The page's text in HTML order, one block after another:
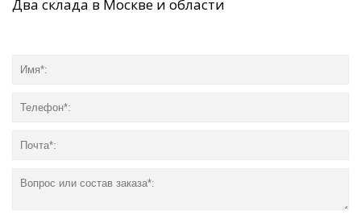
Два склада в Москве и области